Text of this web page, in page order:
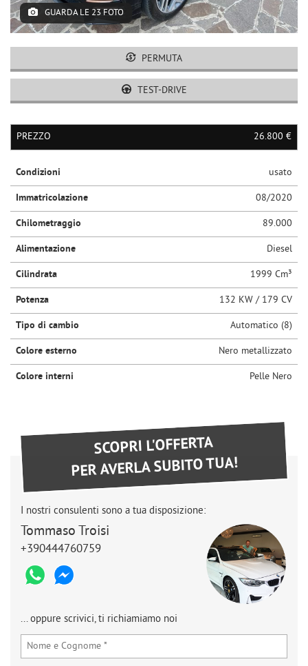
GUARDA LE 23 FOTO
PERMUTA
TEST-DRIVE
PREZZO 26.800 €
Condizioni usato
Immatricolazione 08/2020
Chilometraggio 89.000
Alimentazione Diesel
Cilindrata 1999 Cm³
Potenza 132 KW / 179 CV
Tipo di cambio Automatico (8)
Colore esterno Nero metallizzato
Colore interni Pelle Nero
SCOPRI L'OFFERTA
PER AVERLA SUBITO TUA!
I nostri consulenti sono a tua disposizione:
Tommaso Troisi
+390444760759
... oppure scrivici, ti richiamiamo noi